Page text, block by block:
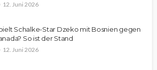
12. Juni 2026
Schalke-Star Dzeko mit Bosnien gegen
So ist der Stand
12. Juni 2026